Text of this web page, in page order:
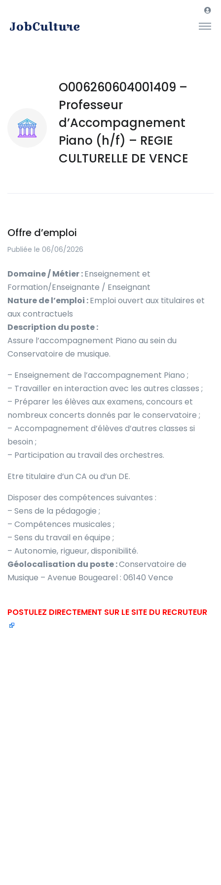
O006260604001409 –
Professeur
d’Accompagnement
Piano (h/f) – REGIE
CULTURELLE DE VENCE
Offre d’emploi
Publiée le 06/06/2026
Domaine / Métier :Enseignement et
Formation/Enseignante / Enseignant
Nature de l’emploi :Emploi ouvert aux titulaires et
aux contractuels
Description du poste :
Assure l’accompagnement Piano au sein du
Conservatoire de musique.
– Enseignement de l’accompagnement Piano ;
– Travailler en interaction avec les autres classes ;
– Préparer les élèves aux examens, concours et
nombreux concerts donnés par le conservatoire ;
– Accompagnement d’élèves d’autres classes si
besoin ;
– Participation au travail des orchestres.
Etre titulaire d’un CA ou d’un DE.
Disposer des compétences suivantes :
– Sens de la pédagogie ;
– Compétences musicales ;
– Sens du travail en équipe ;
– Autonomie, rigueur, disponibilité.
Géolocalisation du poste :Conservatoire de
Musique – Avenue Bougearel : 06140 Vence
POSTULEZ DIRECTEMENT SUR LE SITE DU RECRUTEUR